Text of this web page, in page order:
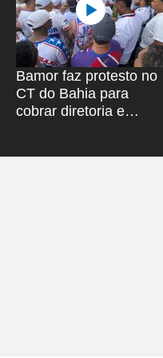
Bamor faz protesto no
CT do Bahia para
cobrar diretoria e